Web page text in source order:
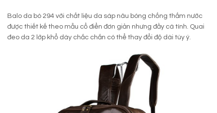
Balo da bò 294 với chất liệu da sáp nâu bóng chống thấm nước
được thiết kế theo mẫu cổ điển đơn giản nhưng đầy cá tính. Quai
đeo da 2 lớp khổ dày chắc chắn có thể thay đổi độ dài tùy ý.